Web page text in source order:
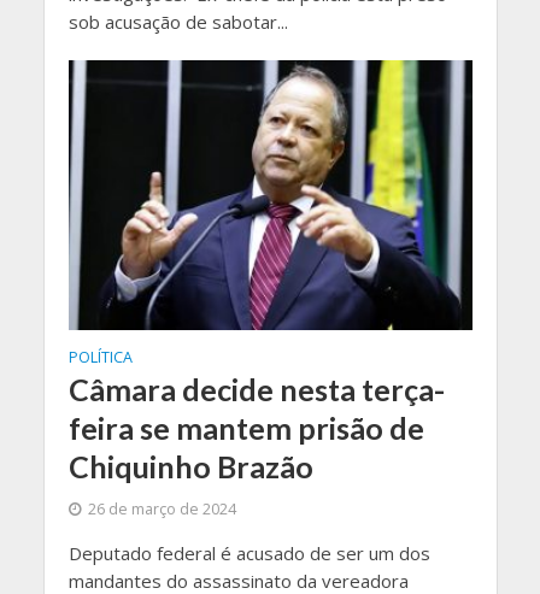
sob acusação de sabotar...
POLÍTICA
Câmara decide nesta terça-
feira se mantem prisão de
Chiquinho Brazão
26 de março de 2024
Deputado federal é acusado de ser um dos
mandantes do assassinato da vereadora